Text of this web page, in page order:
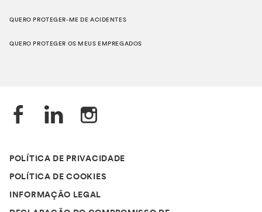
QUERO PROTEGER-ME DE ACIDENTES
QUERO PROTEGER OS MEUS EMPREGADOS
POLÍTICA DE PRIVACIDADE
POLÍTICA DE COOKIES
INFORMAÇÃO LEGAL